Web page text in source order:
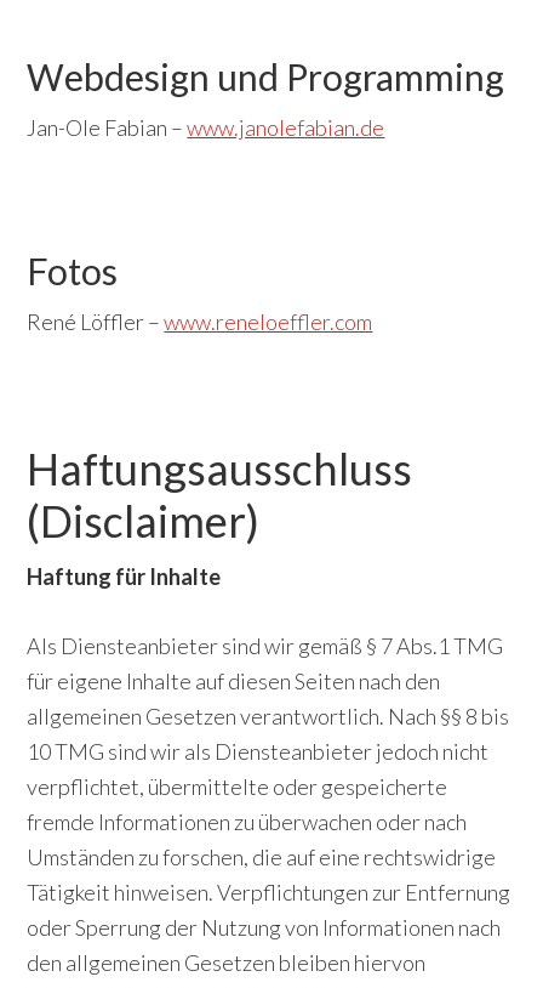
Webdesign und Programming
Jan-Ole Fabian –www.janolefabian.de
Fotos
René Löffler –www.reneloeffler.com
Haftungsausschluss
(Disclaimer)
Haftung für Inhalte
Als Diensteanbieter sind wir gemäß § 7 Abs.1 TMG
für eigene Inhalte auf diesen Seiten nach den
allgemeinen Gesetzen verantwortlich. Nach §§ 8 bis
10 TMG sind wir als Diensteanbieter jedoch nicht
verpflichtet, übermittelte oder gespeicherte
fremde Informationen zu überwachen oder nach
Umständen zu forschen, die auf eine rechtswidrige
Tätigkeit hinweisen. Verpflichtungen zur Entfernung
oder Sperrung der Nutzung von Informationen nach
den allgemeinen Gesetzen bleiben hiervon